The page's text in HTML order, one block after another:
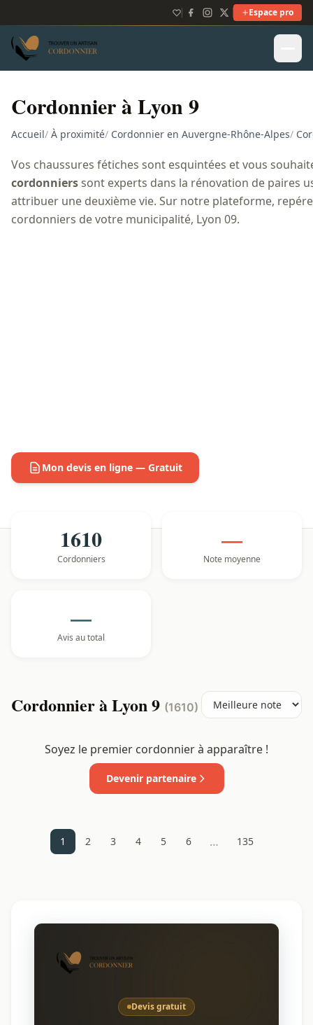
Espace pro
Cordonnier à Lyon 9
Accueil/ À proximité/ Cordonnier en Auvergne-Rhône-Alpes/
Vos chaussures fétiches sont esquintées et vous
cordonnierssont experts dans la rénovation de paires
attribuer une deuxième vie. Sur notre plateforme,
cordonniers de votre municipalité, Lyon 09.
Mon devis en ligne — Gratuit
1610
Cordonniers
—
Note moyenne
—
Avis au total
Cordonnier à Lyon 9 (1610)
Soyez le premier cordonnier à apparaître !
Devenir partenaire
1 2 3 4 5 6 … 135
Devis gratuit